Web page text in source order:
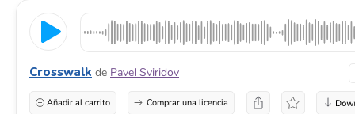
Crosswalk de Pavel Sviridov
Añadir al carrito Comprar una licencia